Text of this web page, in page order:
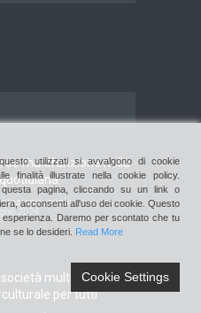
multifunzione nella
,cucina
2024
società multirazziale e
per tutti
utilizzati si avvalgono di cookie
finalità illustrate nella cookie policy.
pagina, cliccando su un link o
acconsenti all'uso dei cookie. Questo
Daremo per scontato che tu
se lo desideri. Read More
Cookie Settings